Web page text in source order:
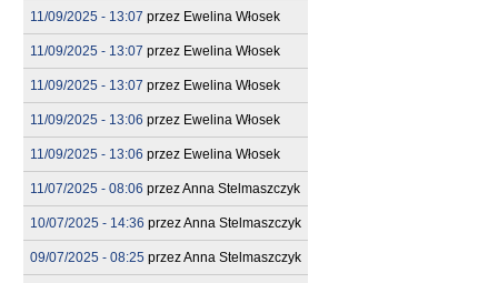
11/09/2025 - 13:07 przez Ewelina Włosek
11/09/2025 - 13:07 przez Ewelina Włosek
11/09/2025 - 13:07 przez Ewelina Włosek
11/09/2025 - 13:06 przez Ewelina Włosek
11/09/2025 - 13:06 przez Ewelina Włosek
11/07/2025 - 08:06 przezAnna Stelmaszczyk
10/07/2025 - 14:36 przezAnna Stelmaszczyk
09/07/2025 - 08:25 przezAnna Stelmaszczyk